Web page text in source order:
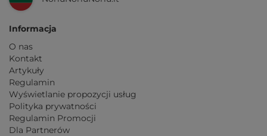
Informacja
O nas
Kontakt
Artykuły
Regulamin
Wyświetlanie propozycji usług
Polityka prywatności
Regulamin Promocji
Dla Partnerów